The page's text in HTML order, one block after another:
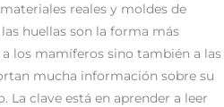
reales y moldes de
las huellas son la forma más
los mamíferos sino también a las
mucha información sobre su
La clave está en aprender a leer